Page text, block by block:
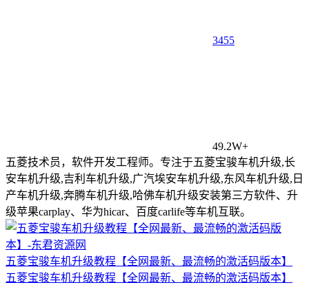
3455
49.2W+
五菱技术员，软件开发工程师。专注于五菱宝骏车机升级,长
安车机升级,吉利车机升级,广汽埃安车机升级,东风车机升级,日
产车机升级,奔腾车机升级,哈佛车机升级安装第三方软件、升
级苹果carplay、华为hicar、百度carlife等车机互联。
五菱宝骏车机升级教程【全网最新、最流畅的激活码版本】
五菱宝骏车机升级教程【全网最新、最流畅的激活码版本】